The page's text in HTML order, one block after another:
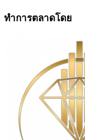
ทำการตลาดโดย